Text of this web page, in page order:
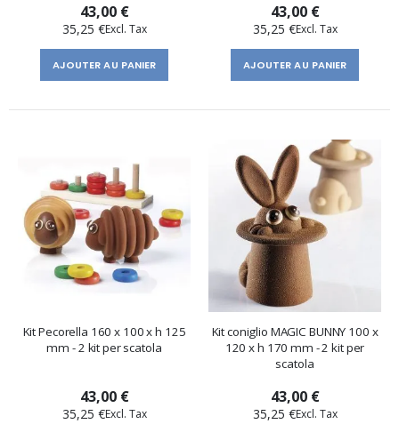
43,00 €
35,25 €
AJOUTER AU PANIER
43,00 €
35,25 €
AJOUTER AU PANIER
Kit Pecorella 160 x 100 x h 125
mm - 2 kit per scatola
43,00 €
35,25 €
Kit coniglio MAGIC BUNNY 100 x
120 x h 170 mm - 2 kit per
scatola
43,00 €
35,25 €